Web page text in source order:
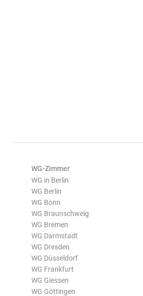
WG-Zimmer
WG in Berlin
WG Berlin
WG Bonn
WG Braunschweig
WG Bremen
WG Darmstadt
WG Dresden
WG Düsseldorf
WG Frankfurt
WG Giessen
WG Göttingen